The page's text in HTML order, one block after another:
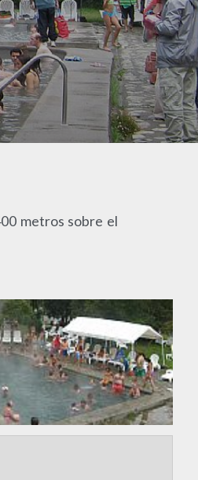
metros sobre el